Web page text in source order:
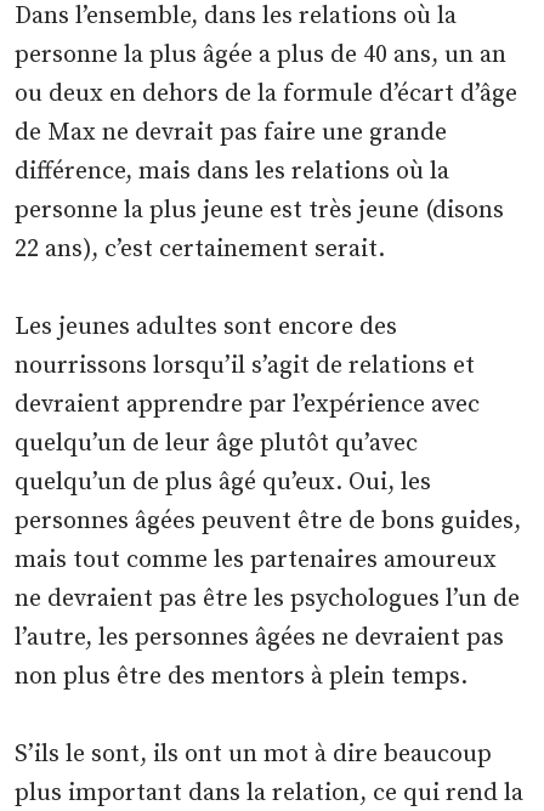
Dans l’ensemble, dans les relations où la
personne la plus âgée a plus de 40 ans, un an
ou deux en dehors de la formule d’écart d’âge
de Max ne devrait pas faire une grande
différence, mais dans les relations où la
personne la plus jeune est très jeune (disons
22 ans), c’est certainement serait.
Les jeunes adultes sont encore des
nourrissons lorsqu’il s’agit de relations et
devraient apprendre par l’expérience avec
quelqu’un de leur âge plutôt qu’avec
quelqu’un de plus âgé qu’eux. Oui, les
personnes âgées peuvent être de bons guides,
mais tout comme les partenaires amoureux
ne devraient pas être les psychologues l’un de
l’autre, les personnes âgées ne devraient pas
non plus être des mentors à plein temps.
S’ils le sont, ils ont un mot à dire beaucoup
plus important dans la relation, ce qui rend la